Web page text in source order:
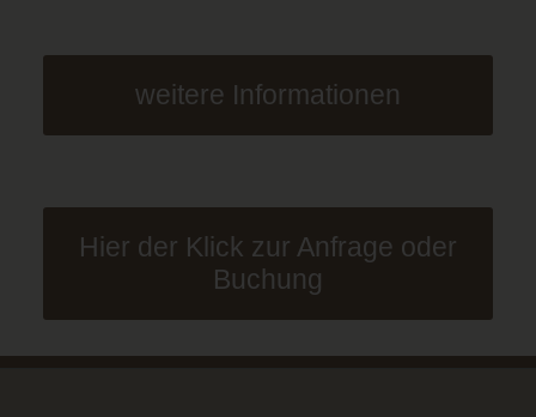
weitere Informationen
Hier der Klick zur Anfrage oder
Buchung